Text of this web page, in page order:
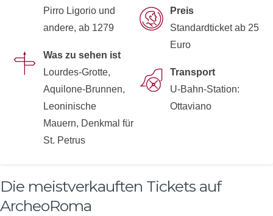
Pirro Ligorio und
andere, ab 1279
Was zu sehen ist
Lourdes-Grotte,
Aquilone-Brunnen,
Leoninische
Mauern, Denkmal für
St. Petrus
Preis
Standardticket ab 25
Euro
Transport
U-Bahn-Station:
Ottaviano
Die meistverkauften Tickets auf
ArcheoRoma